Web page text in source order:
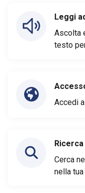
Leggi
Ascolta
testo
Accedi
Cerca
nella